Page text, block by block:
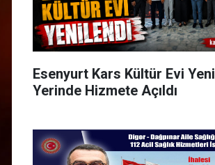
Esenyurt Kars Kültür Evi Yeni
Yerinde Hizmete Açıldı